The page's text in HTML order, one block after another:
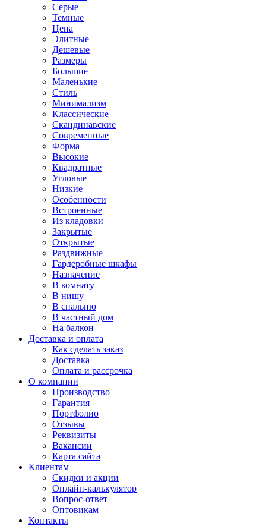
Серые
Темные
Цена
Элитные
Дешевые
Размеры
Большие
Маленькие
Стиль
Минимализм
Классические
Скандинавские
Современные
Форма
Высокие
Квадратные
Угловые
Низкие
Особенности
Встроенные
Из кладовки
Закрытые
Открытые
Раздвижные
Гардеробные шкафы
Назначение
В комнату
В нишу
В спальню
В частный дом
На балкон
Доставка и оплата
Как сделать заказ
Доставка
Оплата и рассрочка
О компании
Производство
Гарантия
Портфолио
Отзывы
Реквизиты
Вакансии
Карта сайта
Клиентам
Скидки и акции
Онлайн-калькулятор
Вопрос-ответ
Оптовикам
Контакты